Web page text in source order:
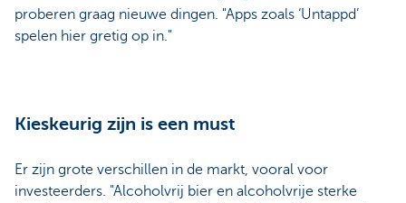
proberen graag nieuwe dingen. "Apps zoals ‘Untappd’
spelen hier gretig op in."
Kieskeurig zijn is een must
Er zijn grote verschillen in de markt, vooral voor
investeerders. "Alcoholvrij bier en alcoholvrije sterke